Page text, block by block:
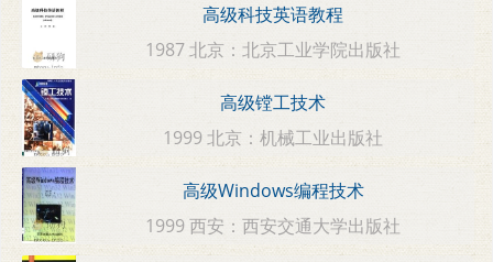
高级科技英语教程
1987 北京：北京工业学院出版社
高级镗工技术
1999 北京：机械工业出版社
高级Windows编程技术
1999 西安：西安交通大学出版社